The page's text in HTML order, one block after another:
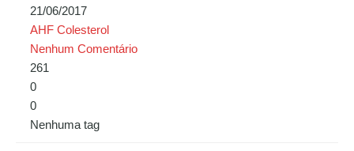
21/06/2017
AHF Colesterol
Nenhum Comentário
261
0
0
Nenhuma tag